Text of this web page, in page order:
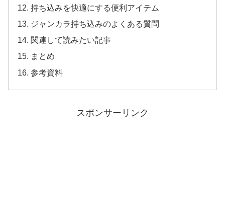
持ち込みを快適にする便利アイテム
ジャンカラ持ち込みのよくある質問
関連して読みたい記事
まとめ
参考資料
スポンサーリンク